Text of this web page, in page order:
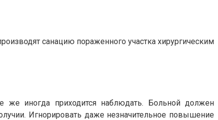
санацию пораженного участка хирургическим
же иногда приходится наблюдать. Больной должен
Игнорировать даже незначительное повышение